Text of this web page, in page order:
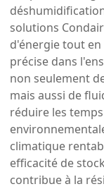
solutions
d'énergie tout
précise dans
non seulement
mais aussi de
réduire les
climatique
efficacité de
contribue à la